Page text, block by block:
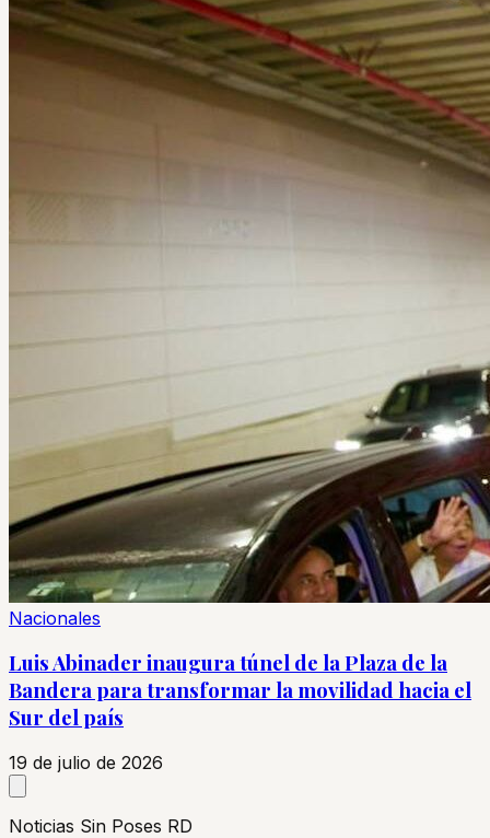
Nacionales
Luis Abinader inaugura túnel de la Plaza de la
Bandera para transformar la movilidad hacia el
Sur del país
19 de julio de 2026
Noticias Sin Poses RD